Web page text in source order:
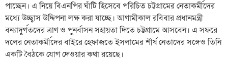
পাচ্ছেন। এ নিয়ে বিএনপির ঘাঁটি হিসেবে পরিচিত চট্টগ্রামের নেতাকর্মীদের
মধ্যে উচ্ছ্বাস উদ্দিপনা লক্ষ করা যাচ্ছে। আগামীকাল রবিবার প্রধানমন্ত্রী
বন্যাদুর্গতদের ত্রাণ ও পুনর্বাসন সহায়তা দিতে চট্টগ্রামে আসবেন। এ সফরে
দলের নেতাকর্মীদের বাইরে হেফাজতে ইসলামের শীর্ষ নেতাদের সঙ্গেও তিনি
একটি বৈঠকে যোগ দেওয়ার কথা রয়েছে।